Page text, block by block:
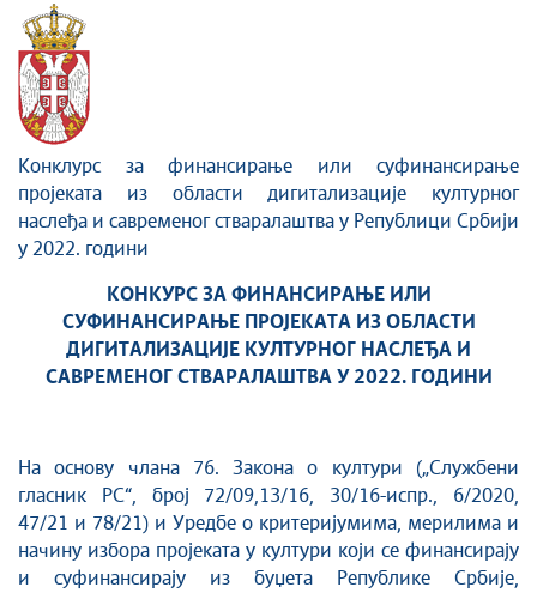
Сектор за дигитализацију културног наслеђа и
савременог стваралаштва
Конклурс за финансирање или суфинансирање
проjеката из области дигитализације културног
наслеђа и савременог стваралаштва у Републици Србиjи
у 2022. години
КОНКУРС ЗА ФИНАНСИРАЊЕ ИЛИ
СУФИНАНСИРАЊЕ ПРОJЕКАТА ИЗ ОБЛАСТИ
ДИГИТАЛИЗАЦИЈЕ КУЛТУРНОГ НАСЛЕЂА И
САВРЕМЕНОГ СТВАРАЛАШТВА У 2022. ГОДИНИ
На основу члана 76. Закона о култури („Службени
гласник РС“, број 72/09,13/16, 30/16-испр., 6/2020,
47/21 и 78/21) и Уредбe о критеријумима, мерилима и
начину избора пројеката у култури који се финансирају
и суфинансирају из буџета Републике Србије,